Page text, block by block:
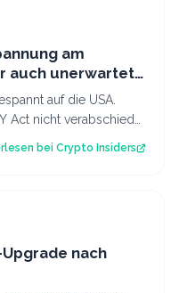
am
auch unerwartete
auf die USA.
Act nicht verabschiedet
bei Crypto Insiders
nach